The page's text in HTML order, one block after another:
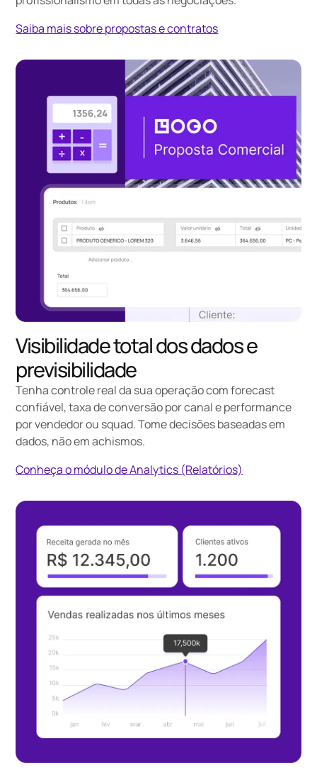
Saiba mais sobre propostas e contratos
Visibilidade total dos dados e
previsibilidade
Tenha controle real da sua operação com forecast
confiável, taxa de conversão por canal e performance
por vendedor ou squad. Tome decisões baseadas em
dados, não em achismos.
Conheça o módulo de Analytics (Relatórios)